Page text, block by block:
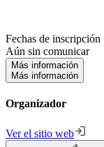
Fechas de inscripción
Aún sin comunicar
Más información
Más información
Organizador
Ver el sitio web